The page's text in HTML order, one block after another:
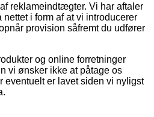
reklameindtægter. Vi har aftaler
i form af at vi introducerer
provision såfremt du udfører
og online forretninger
vi ønsker ikke at påtage os
eventuelt er lavet siden vi nyligst